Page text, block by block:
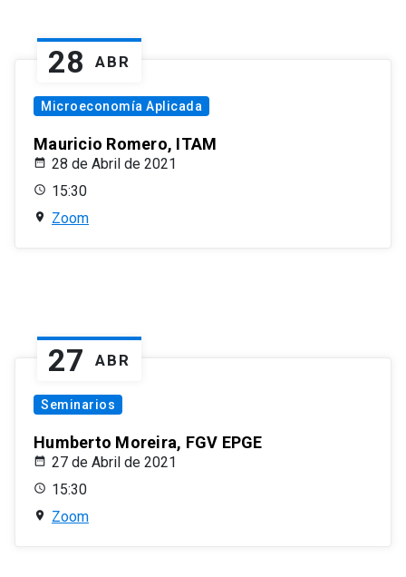
28 ABR
Microeconomía Aplicada
Mauricio Romero, ITAM
28 de Abril de 2021
15:30
Zoom
27 ABR
Seminarios
Humberto Moreira, FGV EPGE
27 de Abril de 2021
15:30
Zoom